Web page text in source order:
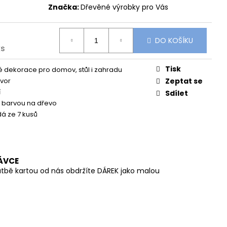
Značka:Dřevěné výrobky pro Vás
DO KOŠÍKU
dekorace pro domov, stůl i zahradu
na dřevo
ze 7 kusů
Tisk
Zeptat se
Sdílet
kartou od nás obdržíte DÁREK jako malou
V JEMNÉ